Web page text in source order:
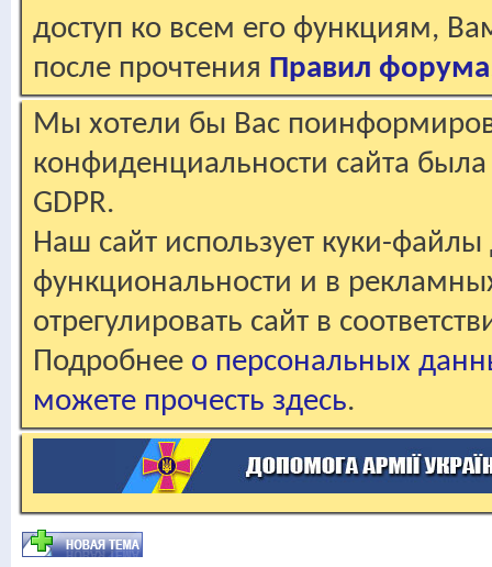
доступ ко всем его функциям,
после прочтения Правил форума
Мы хотели бы Вас
конфиденциальности сайта
GDPR.
Наш сайт использует куки-файлы
функциональности и в
отрегулировать сайт в
Подробнее о персональных
можете прочесть здесь.